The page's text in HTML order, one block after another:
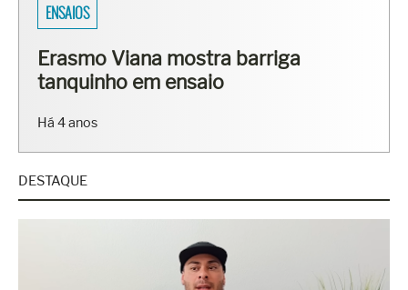
ENSAIOS
Erasmo Viana mostra barriga
tanquinho em ensaio
Há 4 anos
DESTAQUE